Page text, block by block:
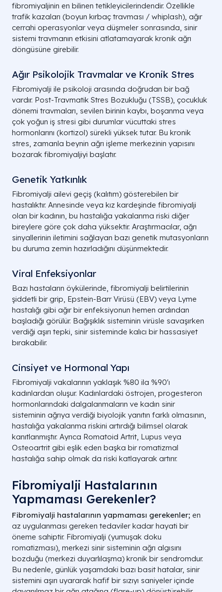
fibromiyaljinin en bilinen tetikleyicilerindendir. Özellikle
trafik kazaları (boyun kırbaç travması / whiplash), ağır
cerrahi operasyonlar veya düşmeler sonrasında, sinir
sistemi travmanın etkisini atlatamayarak kronik ağrı
döngüsüne girebilir.
Ağır Psikolojik Travmalar ve Kronik Stres
Fibromiyalji ile psikoloji arasında doğrudan bir bağ
vardır. Post-Travmatik Stres Bozukluğu (TSSB), çocukluk
dönemi travmaları, sevilen birinin kaybı, boşanma veya
çok yoğun iş stresi gibi durumlar vücuttaki stres
hormonlarını (kortizol) sürekli yüksek tutar. Bu kronik
stres, zamanla beynin ağrı işleme merkezinin yapısını
bozarak fibromiyaljiyi başlatır.
Genetik Yatkınlık
Fibromiyalji ailevi geçiş (kalıtım) gösterebilen bir
hastalıktır. Annesinde veya kız kardeşinde fibromiyalji
olan bir kadının, bu hastalığa yakalanma riski diğer
bireylere göre çok daha yüksektir. Araştırmacılar, ağrı
sinyallerinin iletimini sağlayan bazı genetik mutasyonların
bu duruma zemin hazırladığını düşünmektedir.
Viral Enfeksiyonlar
Bazı hastaların öykülerinde, fibromiyalji belirtilerinin
şiddetli bir grip, Epstein-Barr Virüsü (EBV) veya Lyme
hastalığı gibi ağır bir enfeksiyonun hemen ardından
başladığı görülür. Bağışıklık sisteminin virüsle savaşırken
verdiği aşırı tepki, sinir sisteminde kalıcı bir hassasiyet
bırakabilir.
Cinsiyet ve Hormonal Yapı
Fibromiyalji vakalarının yaklaşık %80 ila %90'ı
kadınlardan oluşur. Kadınlardaki östrojen, progesteron
hormonlarındaki dalgalanmaların ve kadın sinir
sisteminin ağrıya verdiği biyolojik yanıtın farklı olmasının,
hastalığa yakalanma riskini artırdığı bilimsel olarak
kanıtlanmıştır. Ayrıca Romatoid Artrit, Lupus veya
Osteoartrit gibi eşlik eden başka bir romatizmal
hastalığa sahip olmak da riski katlayarak artırır.
Fibromiyalji Hastalarının
Yapmaması Gerekenler?
Fibromiyalji hastalarının yapmaması gerekenler; en
az uygulanması gereken tedaviler kadar hayati bir
öneme sahiptir. Fibromiyalji (yumuşak doku
romatizması), merkezi sinir sisteminin ağrı algısını
bozduğu (merkezi duyarlılaşma) kronik bir sendromdur.
Bu nedenle, günlük yaşamdaki bazı basit hatalar, sinir
sistemini aşırı uyararak hafif bir sızıyı saniyeler içinde